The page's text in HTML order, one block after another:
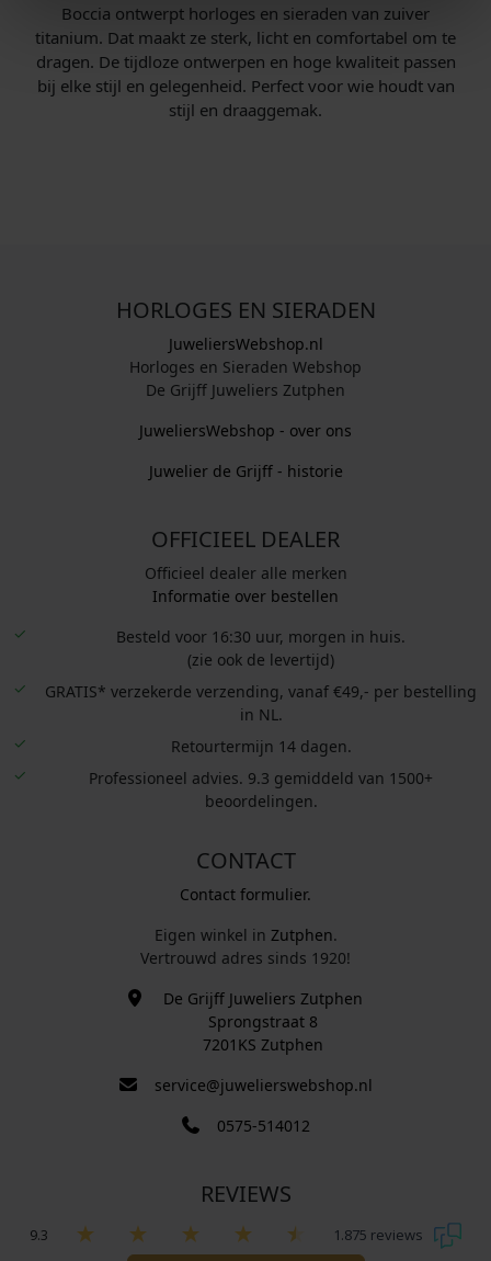
Boccia ontwerpt horloges en sieraden van zuiver
titanium. Dat maakt ze sterk, licht en comfortabel om te
dragen. De tijdloze ontwerpen en hoge kwaliteit passen
bij elke stijl en gelegenheid. Perfect voor wie houdt van
stijl en draaggemak.
HORLOGES EN SIERADEN
JuweliersWebshop.nl
Horloges en Sieraden Webshop
De Grijff Juweliers Zutphen
JuweliersWebshop - over ons
Juwelier de Grijff - historie
OFFICIEEL DEALER
Officieel dealer alle merken
Informatie over bestellen
Besteld voor 16:30 uur, morgen in huis.
(zie ook de levertijd)
GRATIS* verzekerde verzending, vanaf €49,- per bestelling
in NL.
Retourtermijn 14 dagen.
Professioneel advies. 9.3 gemiddeld van 1500+
beoordelingen.
CONTACT
Contact formulier.
Eigen winkel in Zutphen.
Vertrouwd adres sinds 1920!
De Grijff Juweliers Zutphen
Sprongstraat 8
7201KS Zutphen
service@juwelierswebshop.nl
0575-514012
REVIEWS
9.3 1.875 reviews